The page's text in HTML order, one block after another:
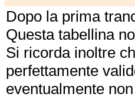
Dopo la prima
Questa tabellina
Si ricorda inoltre
perfettamente
eventualmente